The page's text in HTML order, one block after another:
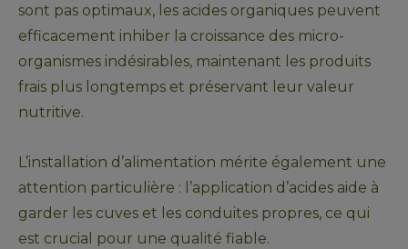
sont pas optimaux, les acides organiques peuvent
efficacement inhiber la croissance des micro-
organismes indésirables, maintenant les produits
frais plus longtemps et préservant leur valeur
nutritive.
L’installation d’alimentation mérite également une
attention particulière : l’application d’acides aide à
garder les cuves et les conduites propres, ce qui
est crucial pour une qualité fiable.